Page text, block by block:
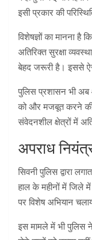
इसी प्रकार की
विशेषज्ञों का मानना है
अतिरिक्त सुरक्षा
बेहद जरूरी है। इससे
पुलिस प्रशासन भी अब
को और मजबूत करने की
संवेदनशील क्षेत्रों में
अपराध
सिवनी पुलिस द्वारा
हाल के महीनों में जिले
पर विशेष अभियान
इस मामले में भी पुलिस